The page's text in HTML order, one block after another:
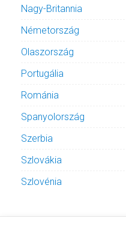
Nagy-Britannia
Németország
Olaszország
Portugália
Románia
Spanyolország
Szerbia
Szlovákia
Szlovénia